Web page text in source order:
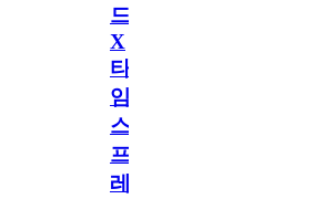
드
X
타
임
스
프
레